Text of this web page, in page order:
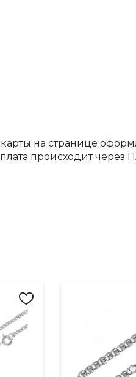
на странице
происходит через